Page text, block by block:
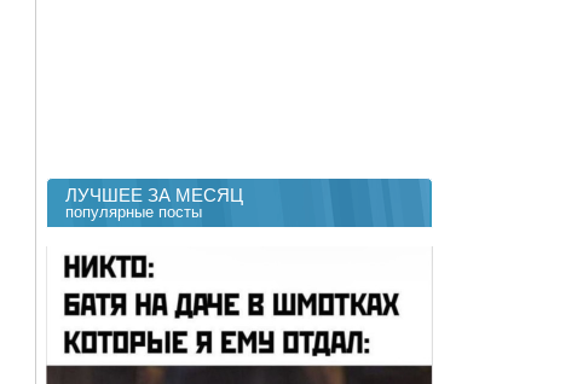
ЛУЧШЕЕ ЗА МЕСЯЦ
популярные посты